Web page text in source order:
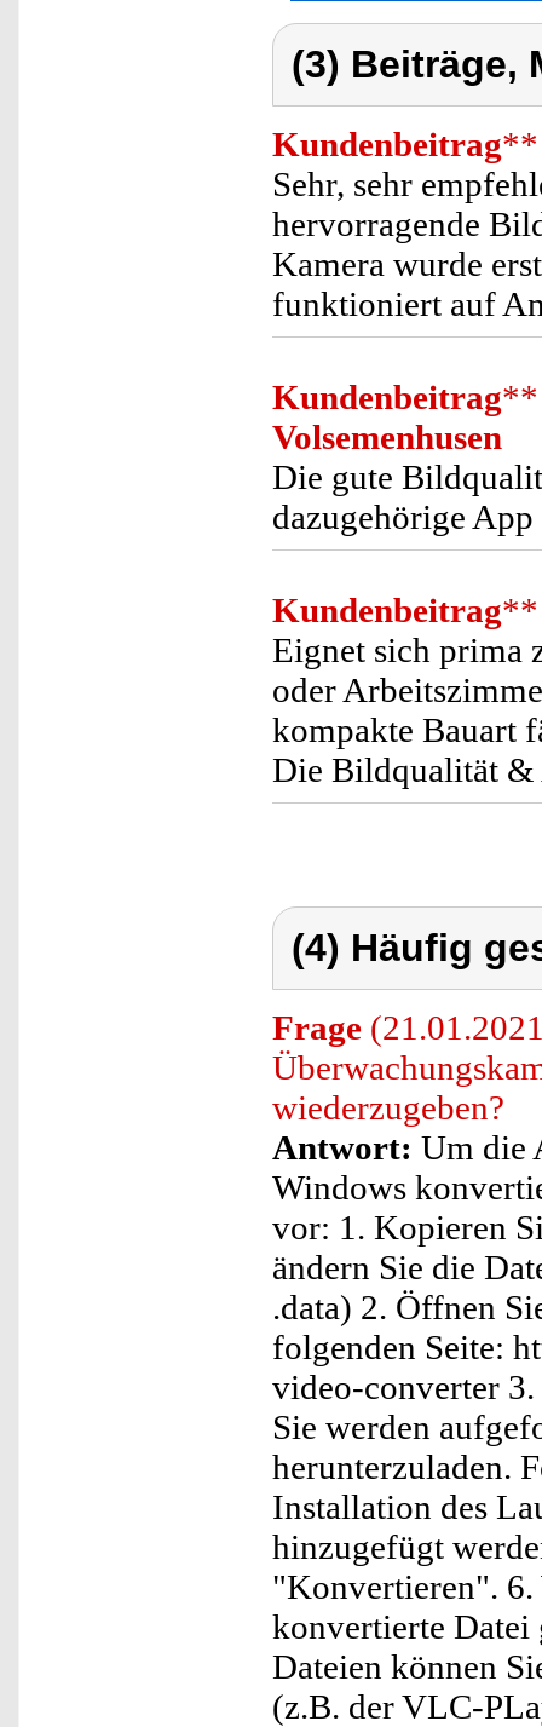
(3) Beiträge,
Kundenbeitrag**
Sehr, sehr
hervorragende
Kamera wurde
funktioniert auf
Kundenbeitrag**
Volsemenhusen
Die gute
dazugehörige
Kundenbeitrag**
Eignet sich prima
oder
kompakte Bauart
Die Bildqualität &
(4) Häufig
Frage
wiederzugeben?
Antwort: Um die
Windows
vor: 1. Kopieren
ändern Sie die
.data) 2. Öffnen
folgenden Seite:
video-converter
Sie werden
herunterzuladen.
Installation des
hinzugefügt
"Konvertieren". 6.
konvertierte Datei
Dateien können
(z.B. der VLC-